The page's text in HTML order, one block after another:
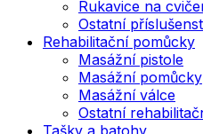
Rukavice na
Ostatní
Rehabilitační pomůcky
Masážní pistole
Masážní pomůcky
Masážní válce
Ostatní
Tašky a batohy